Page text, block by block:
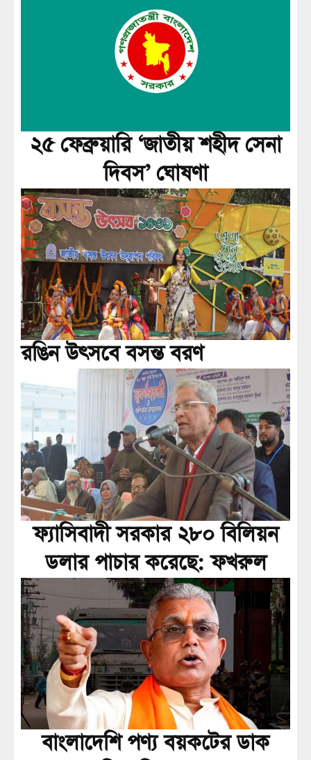
২৫ ফেব্রুয়ারি ‘জাতীয় শহীদ সেনা
দিবস’ ঘোষণা
রঙিন উৎসবে বসন্ত বরণ
ফ্যাসিবাদী সরকার ২৮০ বিলিয়ন
ডলার পাচার করেছে: ফখরুল
বাংলাদেশি পণ্য বয়কটের ডাক